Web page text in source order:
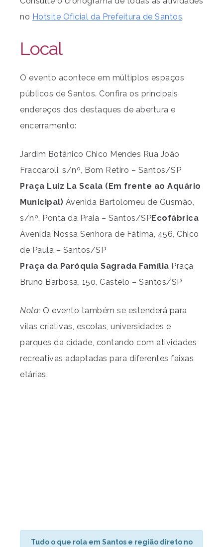
no Hotsite Oficial da Prefeitura de Santos.
Local
O evento acontece em múltiplos espaços
públicos de Santos. Confira os principais
endereços dos destaques de abertura e
encerramento:
Jardim Botânico Chico Mendes Rua João
Fraccaroli, s/nº, Bom Retiro – Santos/SP
Praça Luiz La Scala (Em frente ao Aquário
Municipal) Avenida Bartolomeu de Gusmão,
s/nº, Ponta da Praia – Santos/SPEcofábrica
Avenida Nossa Senhora de Fátima, 456, Chico
de Paula – Santos/SP
Praça da Paróquia Sagrada Família Praça
Bruno Barbosa, 150, Castelo – Santos/SP
Nota: O evento também se estenderá para
vilas criativas, escolas, universidades e
parques da cidade, contando com atividades
recreativas adaptadas para diferentes faixas
etárias.
Tudo o que rola em Santos e região direto no